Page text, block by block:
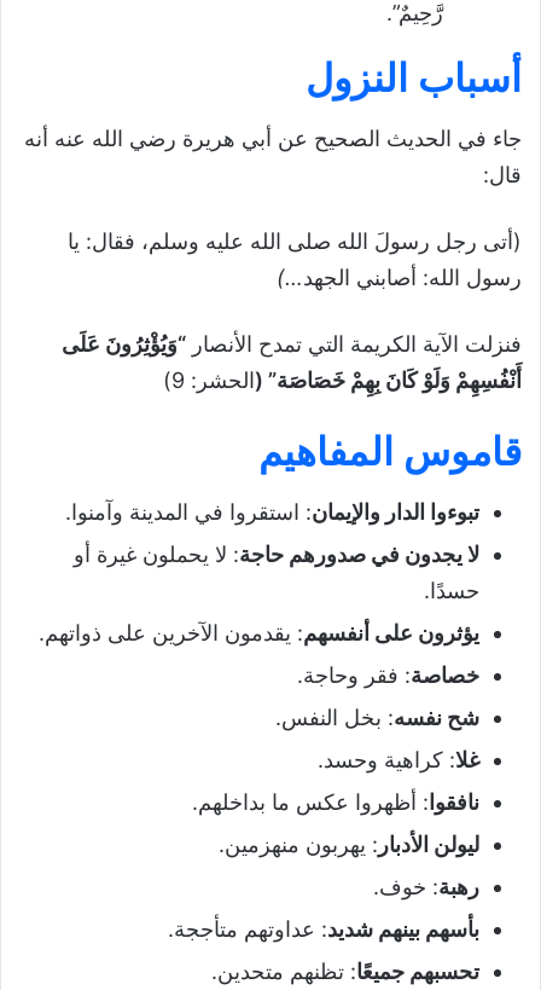
رَّحِيمٌ”.
أسباب النزول
جاء في الحديث الصحيح عن أبي هريرة رضي الله عنه أنه
قال:
(أتى رجل رسولَ الله صلى الله عليه وسلم، فقال: يا
رسول الله: أصابني الجهد…)
فنزلت الآية الكريمة التي تمدح الأنصار “وَيُؤْثِرُونَ عَلَى
أَنْفُسِهِمْ وَلَوْ كَانَ بِهِمْ خَصَاصَة” (الحشر: 9)
قاموس المفاهيم
تبوءوا الدار والإيمان: استقروا في المدينة وآمنوا.
لا يجدون في صدورهم حاجة: لا يحملون غيرة أو
حسدًا.
يؤثرون على أنفسهم: يقدمون الآخرين على ذواتهم.
خصاصة: فقر وحاجة.
شح نفسه: بخل النفس.
غلا: كراهية وحسد.
نافقوا : أظهروا عكس ما بداخلهم.
ليولن الأدبار : يهربون منهزمين.
رهبة: خوف.
بأسهم بينهم شديد: عداوتهم متأججة.
تحسبهم جميعًا: تظنهم متحدين.